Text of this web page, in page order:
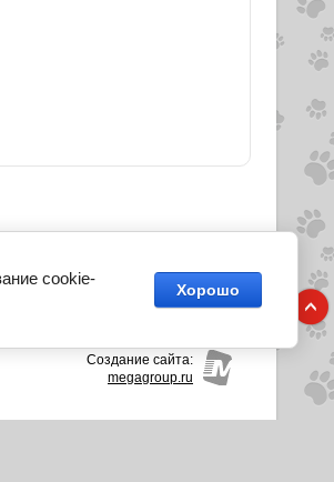
Собаки и кошки Маленьких
Создание сайта:
megagroup.ru
cookie-
Хорошо